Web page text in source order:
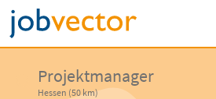
Projektmanager
Hessen (50 km)